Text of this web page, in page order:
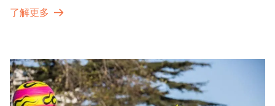
了解更多